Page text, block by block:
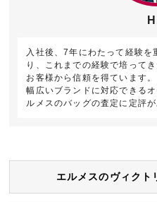
入社後、7年にわたって経験を
り、これまでの経験で培って
お客様から信頼を得ています。
幅広いブランドに対応できる
ルメスのバッグの査定に定評が
エルメスのヴィクト